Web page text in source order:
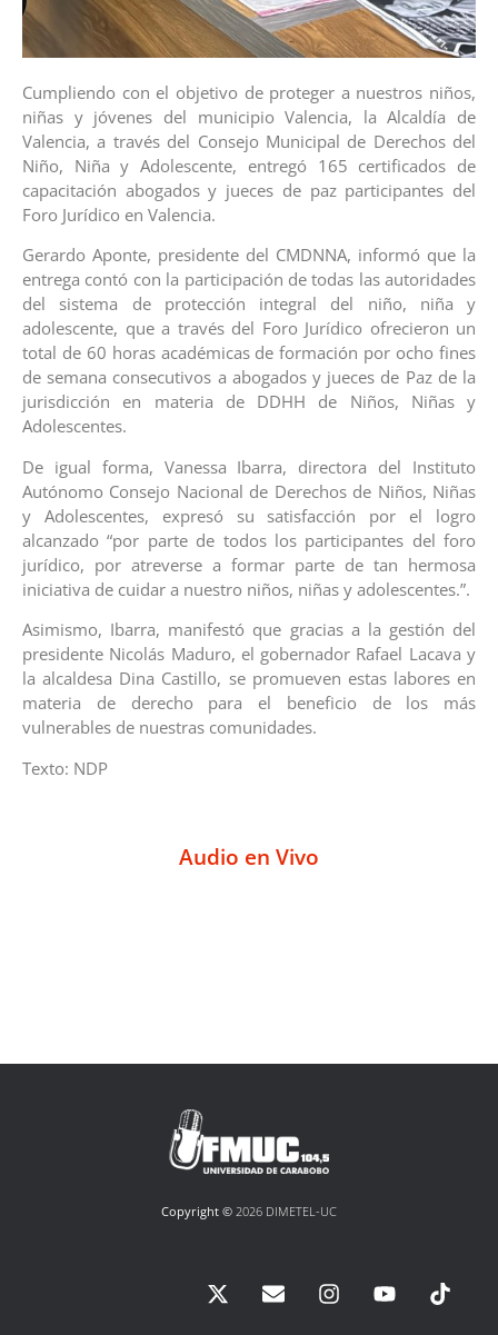
Cumpliendo con el objetivo de proteger a nuestros niños,
niñas y jóvenes del municipio Valencia, la Alcaldía de
Valencia, a través del Consejo Municipal de Derechos del
Niño, Niña y Adolescente, entregó 165 certificados de
capacitación abogados y jueces de paz participantes del
Foro Jurídico en Valencia.
Gerardo Aponte, presidente del CMDNNA, informó que la
entrega contó con la participación de todas las autoridades
del sistema de protección integral del niño, niña y
adolescente, que a través del Foro Jurídico ofrecieron un
total de 60 horas académicas de formación por ocho fines
de semana consecutivos a abogados y jueces de Paz de la
jurisdicción en materia de DDHH de Niños, Niñas y
Adolescentes.
De igual forma, Vanessa Ibarra, directora del Instituto
Autónomo Consejo Nacional de Derechos de Niños, Niñas
y Adolescentes, expresó su satisfacción por el logro
alcanzado “por parte de todos los participantes del foro
jurídico, por atreverse a formar parte de tan hermosa
iniciativa de cuidar a nuestro niños, niñas y adolescentes.”.
Asimismo, Ibarra, manifestó que gracias a la gestión del
presidente Nicolás Maduro, el gobernador Rafael Lacava y
la alcaldesa Dina Castillo, se promueven estas labores en
materia de derecho para el beneficio de los más
vulnerables de nuestras comunidades.
Texto: NDP
Audio en Vivo
Copyright © 2026 DIMETEL-UC